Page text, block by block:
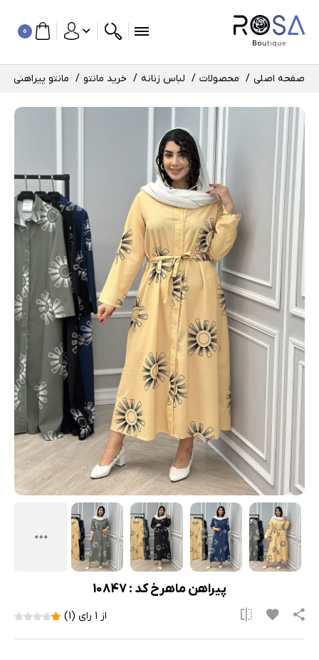
0
صفحه اصلی محصولات لباس زنانه خرید مانتو مانتو پیراهنی
پیراهن ماهرخ کد : 10847
از 1 رای (1)